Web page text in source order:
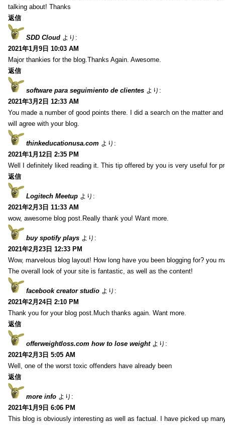
talking about! Thanks
返信
SDD Cloud より:
2021年1月9日 10:03 AM
Major thankies for the blog.Thanks Again. Awesome.
返信
software para seguimiento de clientes より:
2021年3月2日 12:33 AM
You made a number of good points there. I did a search on the matter
will agree with your blog.
thinkeducationusa.com より:
2021年1月12日 2:35 PM
Well I definitely liked reading it. This tip offered by you is very useful for
返信
Logitech Meetup より:
2021年2月3日 11:33 AM
wow, awesome blog post.Really thank you! Want more.
buy spotify plays より:
2021年2月23日 12:33 PM
Wow, marvelous blog layout! How long have you been blogging for? you
The overall look of your site is fantastic, as well as the content!
facebook creator studio より:
2021年2月24日 2:10 PM
Thank you for your blog post.Much thanks again. Want more.
返信
offerweightloss.com how to lose weight より:
2021年2月3日 5:05 AM
Well, one of the worst toxic offenders have already been
返信
more info より:
2021年1月9日 6:06 PM
This blog is obviously interesting as well as factual. I have picked up